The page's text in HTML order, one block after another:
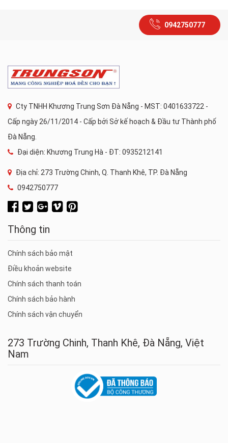
0942750777
Cty TNHH Khương Trung Sơn Đà Nẵng - MST: 0401633722 -
Cấp ngày 26/11/2014 - Cấp bởi Sở kế hoạch & Đầu tư Thành phố
Đà Nẵng.
Đại diện: Khương Trung Hà - ĐT: 0935212141
Địa chỉ: 273 Trường Chinh, Q. Thanh Khê, TP. Đà Nẵng
0942750777
Thông tin
Chính sách bảo mật
Điều khoản website
Chính sách thanh toán
Chính sách bảo hành
Chính sách vận chuyển
273 Trường Chinh, Thanh Khê, Đà Nẵng, Việt
Nam